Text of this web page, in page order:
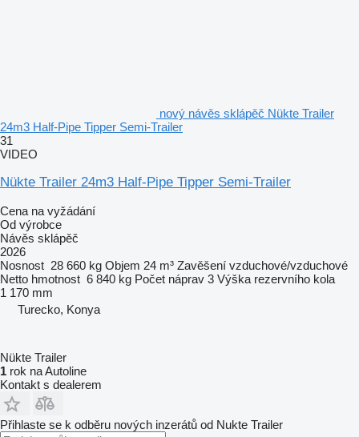
nový návěs sklápěč Nükte Trailer
24m3 Half-Pipe Tipper Semi-Trailer
31
VIDEO
Nükte Trailer 24m3 Half-Pipe Tipper Semi-Trailer
Cena na vyžádání
Od výrobce
Návěs sklápěč
2026
Nosnost 28 660 kg Objem 24 m³ Zavěšení vzduchové/vzduchové
Netto hmotnost 6 840 kg Počet náprav 3 Výška rezervního kola
1 170 mm
Turecko, Konya
Nükte Trailer
1 rok na Autoline
Kontakt s dealerem
Přihlaste se k odběru nových inzerátů od Nukte Trailer